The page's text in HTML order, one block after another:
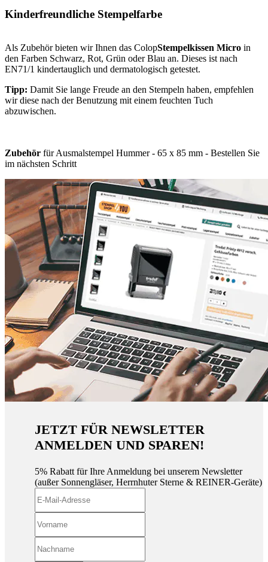
Kinderfreundliche Stempelfarbe
Als Zubehör bieten wir Ihnen das ColopStempelkissen Micro in
den Farben Schwarz, Rot, Grün oder Blau an. Dieses ist nach
EN71/1 kindertauglich und dermatologisch getestet.
Tipp: Damit Sie lange Freude an den Stempeln haben, empfehlen
wir diese nach der Benutzung mit einem feuchten Tuch
abzuwischen.
Zubehör für Ausmalstempel Hummer - 65 x 85 mm - Bestellen Sie
im nächsten Schritt
JETZT FÜR NEWSLETTER
ANMELDEN UND SPAREN!
5% Rabatt für Ihre Anmeldung bei unserem Newsletter
(außer Sonnengläser, Herrnhuter Sterne & REINER-Geräte)